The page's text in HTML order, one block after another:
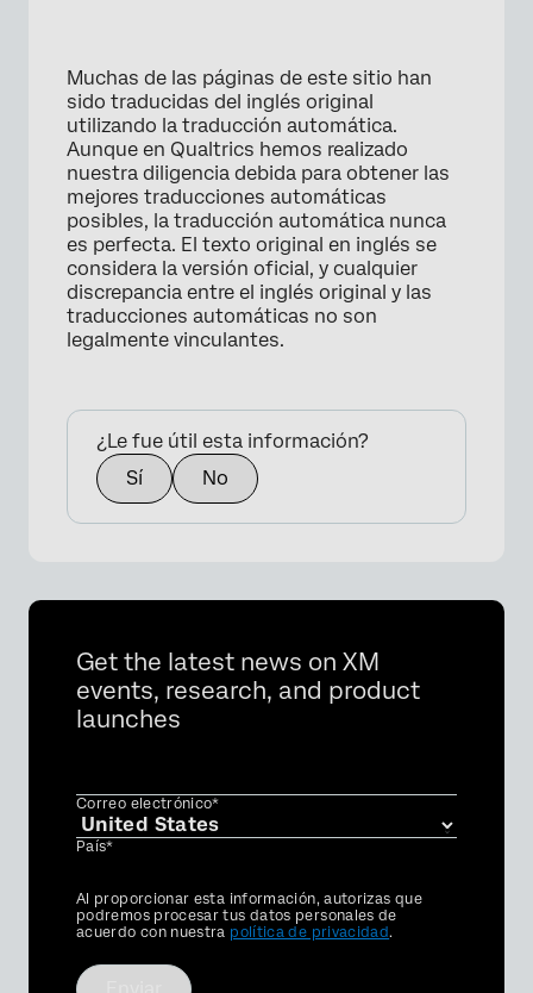
×
Muchas de las páginas de este sitio han
sido traducidas del inglés original
utilizando la traducción automática.
Aunque en Qualtrics hemos realizado
nuestra diligencia debida para obtener las
mejores traducciones automáticas
posibles, la traducción automática nunca
es perfecta. El texto original en inglés se
considera la versión oficial, y cualquier
discrepancia entre el inglés original y las
traducciones automáticas no son
legalmente vinculantes.
¿Le fue útil esta información?
Sí
No
Get the latest news on XM
events, research, and product
launches
Correo electrónico*
País*
Privacy
Optin
Al proporcionar esta información, autorizas que
podremos procesar tus datos personales de
acuerdo con nuestra política de privacidad.